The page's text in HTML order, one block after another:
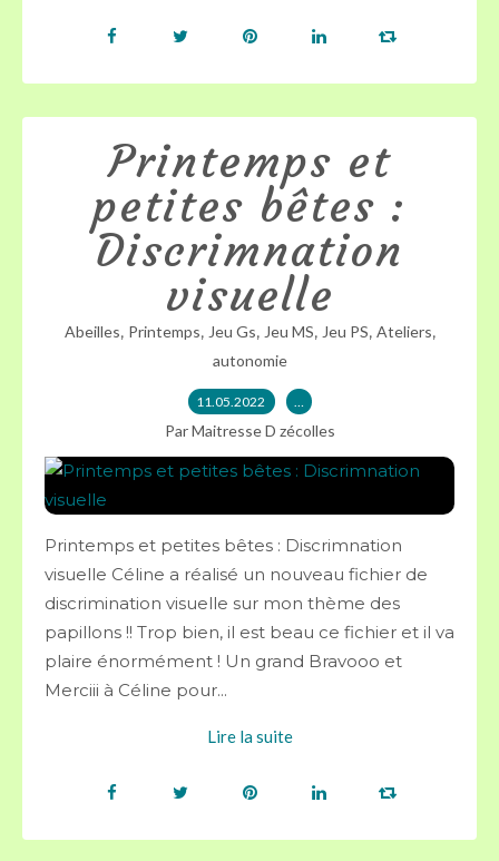
Printemps et
petites bêtes :
Discrimnation
visuelle
Abeilles, Printemps, Jeu Gs, Jeu MS, Jeu PS, Ateliers,
autonomie
11.05.2022 …
Par Maitresse D zécolles
Printemps et petites bêtes : Discrimnation
visuelle Céline a réalisé un nouveau fichier de
discrimination visuelle sur mon thème des
papillons !! Trop bien, il est beau ce fichier et il va
plaire énormément ! Un grand Bravooo et
Merciii à Céline pour...
Lire la suite